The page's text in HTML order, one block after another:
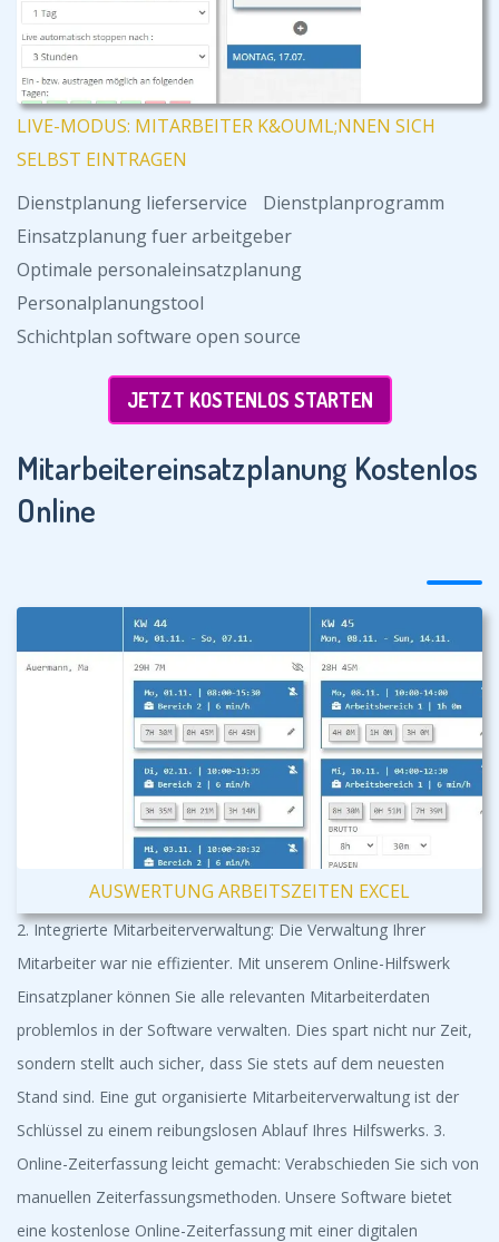
LIVE-MODUS: MITARBEITER K&OUML;NNEN SICH
SELBST EINTRAGEN
Dienstplanung lieferservice
Dienstplanprogramm
Einsatzplanung fuer arbeitgeber
Optimale personaleinsatzplanung
Personalplanungstool
Schichtplan software open source
JETZT KOSTENLOS STARTEN
Mitarbeitereinsatzplanung Kostenlos
Online
AUSWERTUNG ARBEITSZEITEN EXCEL
2. Integrierte Mitarbeiterverwaltung: Die Verwaltung Ihrer
Mitarbeiter war nie effizienter. Mit unserem Online-Hilfswerk
Einsatzplaner können Sie alle relevanten Mitarbeiterdaten
problemlos in der Software verwalten. Dies spart nicht nur Zeit,
sondern stellt auch sicher, dass Sie stets auf dem neuesten
Stand sind. Eine gut organisierte Mitarbeiterverwaltung ist der
Schlüssel zu einem reibungslosen Ablauf Ihres Hilfswerks. 3.
Online-Zeiterfassung leicht gemacht: Verabschieden Sie sich von
manuellen Zeiterfassungsmethoden. Unsere Software bietet
eine kostenlose Online-Zeiterfassung mit einer digitalen